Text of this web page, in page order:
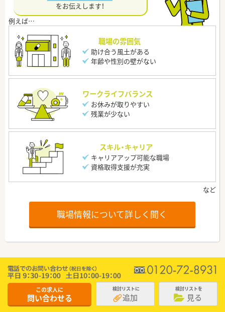
をお伝えします！
職場の雰囲気
助け合う風土がある
年齢や性別の壁がない
ワークライフバランス
お休みが取りやすい
残業が少ない
スキル・キャリア
キャリアアップ可能な職場
資格取得支援が充実
職場情報について詳しく聞く
この求人に
問い合わせる
検討リストに
追加
検討リストを
見る